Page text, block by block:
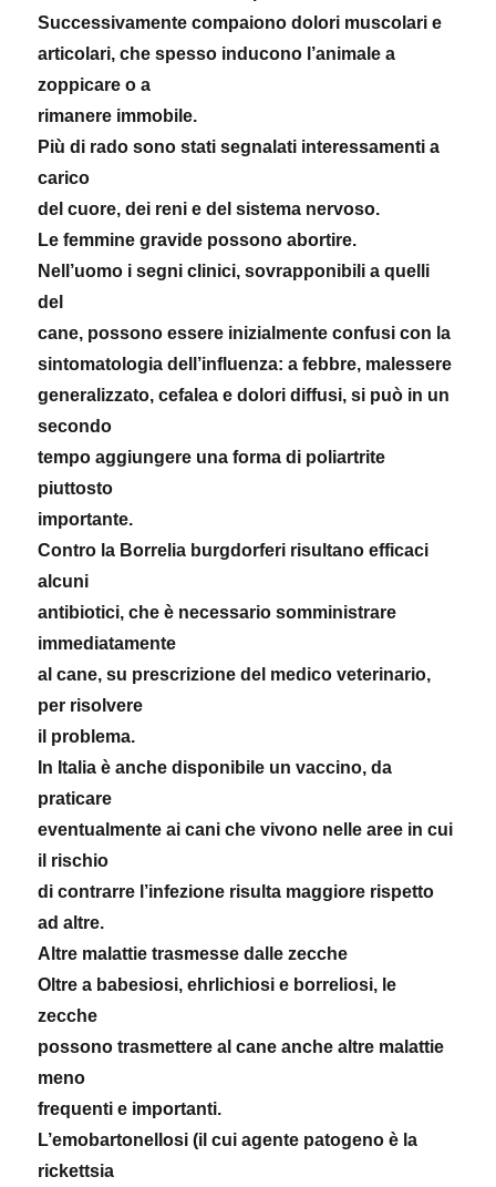
Successivamente compaiono dolori muscolari e
articolari, che spesso inducono l’animale a
zoppicare o a
rimanere immobile.
Più di rado sono stati segnalati interessamenti a
carico
del cuore, dei reni e del sistema nervoso.
Le femmine gravide possono abortire.
Nell’uomo i segni clinici, sovrapponibili a quelli
del
cane, possono essere inizialmente confusi con la
sintomatologia dell’influenza: a febbre, malessere
generalizzato, cefalea e dolori diffusi, si può in un
secondo
tempo aggiungere una forma di poliartrite
piuttosto
importante.
Contro la Borrelia burgdorferi risultano efficaci
alcuni
antibiotici, che è necessario somministrare
immediatamente
al cane, su prescrizione del medico veterinario,
per risolvere
il problema.
In Italia è anche disponibile un vaccino, da
praticare
eventualmente ai cani che vivono nelle aree in cui
il rischio
di contrarre l’infezione risulta maggiore rispetto
ad altre.
Altre malattie trasmesse dalle zecche
Oltre a babesiosi, ehrlichiosi e borreliosi, le
zecche
possono trasmettere al cane anche altre malattie
meno
frequenti e importanti.
L’emobartonellosi (il cui agente patogeno è la
rickettsia